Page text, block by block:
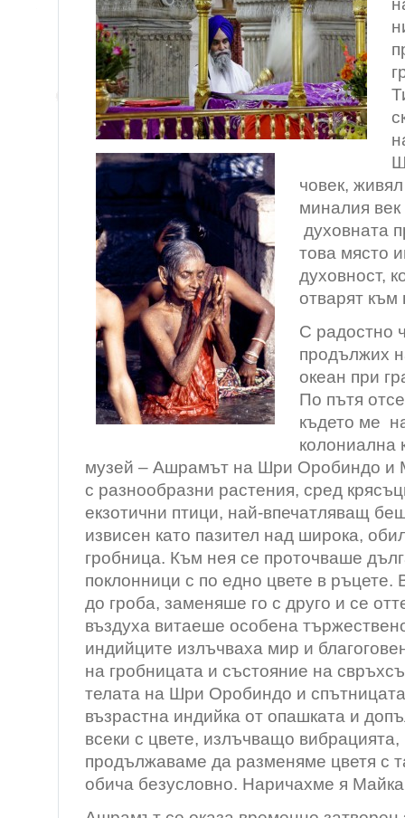
човек,
миналия
духовната
това място
духовност,
отварят
С радостно
продължих
океан при
По пътя
където ме
колониална
музей – Ашрамът на Шри Оробиндо и
с разнообразни растения, сред
екзотични птици, най-впечатляващ
извисен като пазител над широка,
гробница. Към нея се проточваше
поклонници с по едно цвете в ръцете.
до гроба, заменяше го с друго и се
въздуха витаеше особена
индийците излъчваха мир и
на гробницата и състояние на
телата на Шри Оробиндо и
възрастна индийка от опашката и
всеки с цвете, излъчващо
продължаваме да разменяме цветя с
обича безусловно. Наричахме я